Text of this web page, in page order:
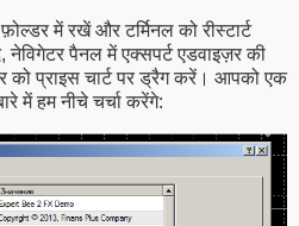
में रखें और टर्मिनल को रीस्टार्ट
पैनल में एक्सपर्ट एडवाइज़र की
को प्राइस चार्ट पर ड्रैग करें। आपको एक
में हम नीचे चर्चा करेंगे: